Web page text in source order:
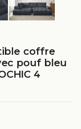
coffre
pouf bleu
4